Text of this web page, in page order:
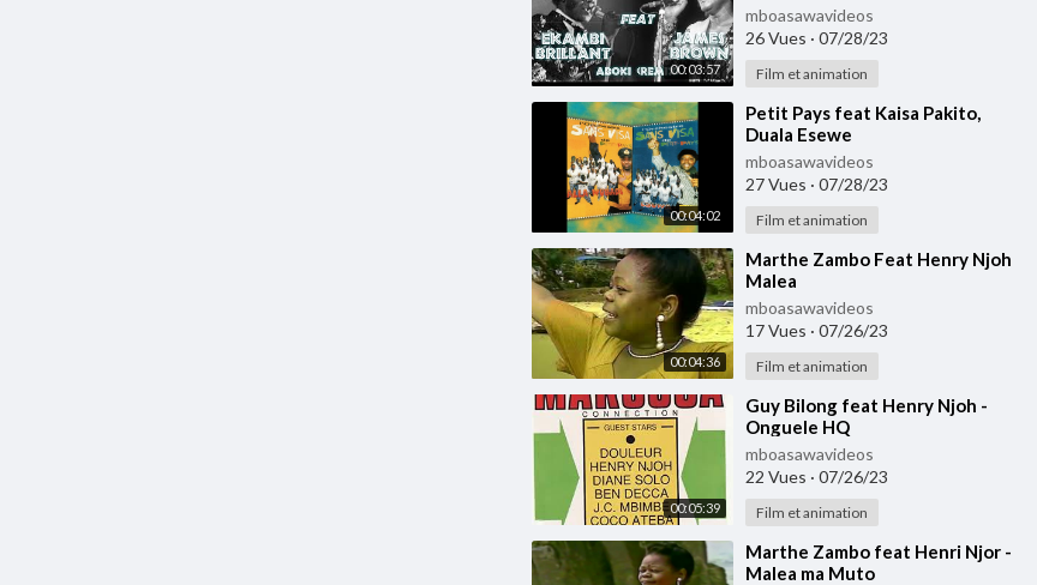
00:03:57
mboasawavideos
26 Vues · 07/28/23
Film et animation
00:04:02
⁣Petit Pays feat Kaisa Pakito,
Duala Esewe
mboasawavideos
27 Vues · 07/28/23
Film et animation
00:04:36
⁣Marthe Zambo Feat Henry Njoh
Malea
mboasawavideos
17 Vues · 07/26/23
Film et animation
00:05:39
⁣Guy Bilong feat Henry Njoh -
Onguele HQ
mboasawavideos
22 Vues · 07/26/23
Film et animation
⁣Marthe Zambo feat Henri Njor -
Malea ma Muto